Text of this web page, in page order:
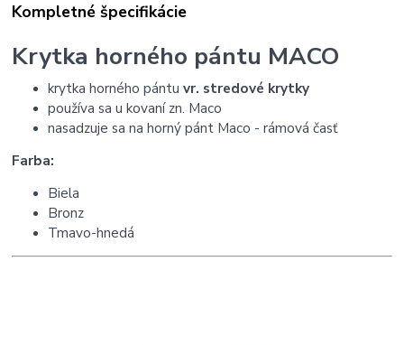
Kompletné špecifikácie
Krytka horného pántu MACO
krytka horného pántuvr. stredové krytky
používa sa u kovaní zn. Maco
nasadzuje sa na horný pánt Maco - rámová časť
Farba:
Biela
Bronz
Tmavo-hnedá